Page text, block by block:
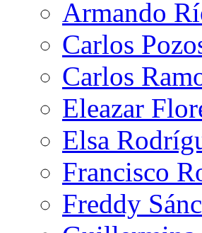
Armando
Carlos
Carlos
Eleazar
Elsa
Francisco
Freddy